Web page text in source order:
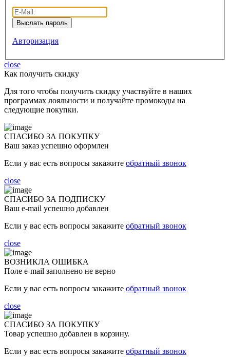
Авторизация
close
Как получить скидку
Для того чтобы получить скидку участвуйте в наших
программах лояльности и получайте промокоды на
следующие покупки.
СПАСИБО ЗА ПОКУПКУ
Ваш заказ успешно оформлен
Если у вас есть вопросы закажите обратный звонок
close
СПАСИБО ЗА ПОДПИСКУ
Ваш e-mail успешно добавлен
Если у вас есть вопросы закажите обратный звонок
close
ВОЗНИКЛА ОШИБКА
Поле e-mail заполнено не верно
Если у вас есть вопросы закажите обратный звонок
close
СПАСИБО ЗА ПОКУПКУ
Товар успешно добавлен в корзину.
Если у вас есть вопросы закажите обратный звонок